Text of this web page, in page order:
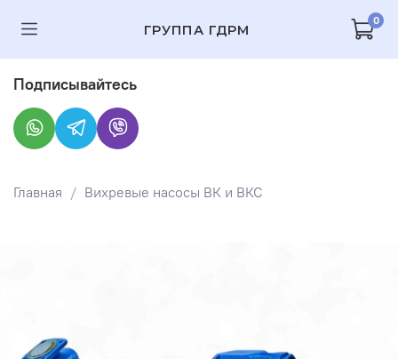
ГРУППА ГДРМ
0
Главная Вихревые насосы ВК и ВКС
Подписывайтесь